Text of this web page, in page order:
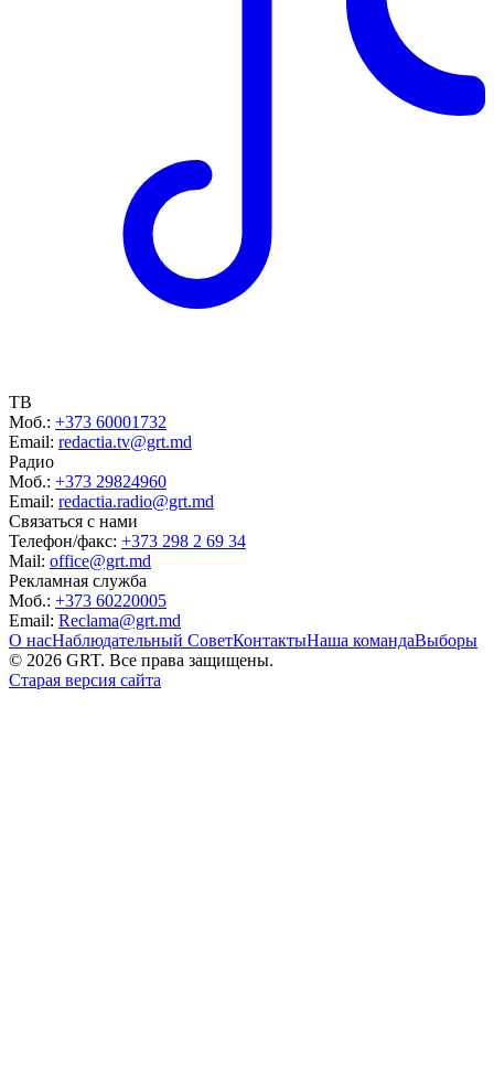
ТВ
Моб.: +373 60001732
Email: redactia.tv@grt.md
Радио
Моб.: +373 29824960
Email: redactia.radio@grt.md
Связаться с нами
Телефон/факс: +373 298 2 69 34
Mail: office@grt.md
Рекламная служба
Моб.: +373 60220005
Email: Reclama@grt.md
О насНаблюдательный СоветКонтактыНаша командаВыборы
© 2026 GRT. Все права защищены.
Старая версия сайта